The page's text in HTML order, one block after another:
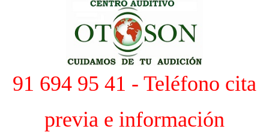
91 694 95 41 - Teléfono cita
previa e información